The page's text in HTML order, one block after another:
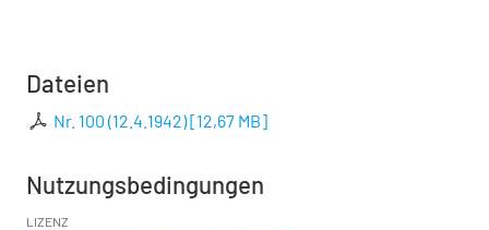
Dateien
Nr. 100 (12.4.1942)[12,67 MB]
Nutzungsbedingungen
LIZENZ